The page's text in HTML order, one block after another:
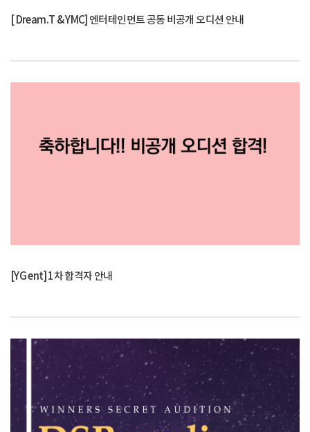
[ Dream.T & YMC] 엔터테인먼트 공동 비공개 오디션 안내
[YG ent] 1차 합격자 안내